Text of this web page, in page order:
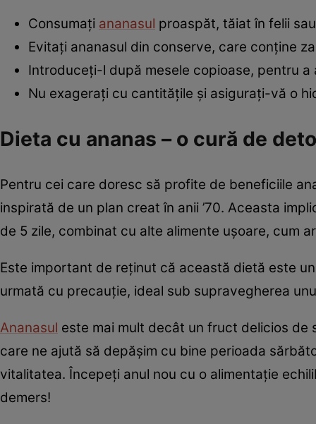
Consumați ananasul proaspăt, tăiat în felii
Evitați ananasul din conserve, care conține
Introduceți-l după mesele copioase, pentru a
Nu exagerați cu cantitățile și asigurați-vă o
Dieta cu ananas – o cură de
Pentru cei care doresc să profite de beneficiile
inspirată de un plan creat în anii ’70. Aceasta
de 5 zile, combinat cu alte alimente ușoare, cum
Este important de reținut că această dietă este
urmată cu precauție, ideal sub supravegherea
Ananasul este mai mult decât un fruct delicios
care ne ajută să depășim cu bine perioada
vitalitatea. Începeți anul nou cu o alimentație
demers!